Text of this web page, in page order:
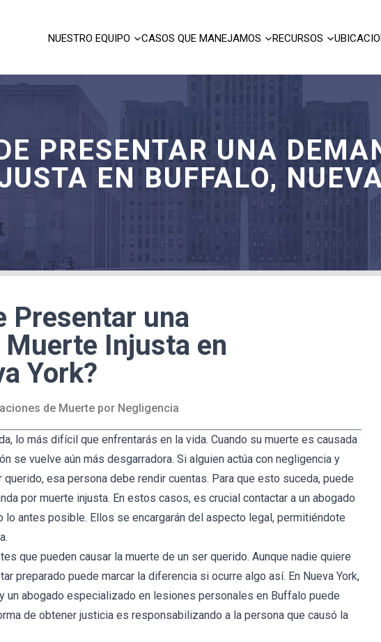
NUESTRO EQUIPO CASOS QUE MANEJAMOS RECURSOS
PRESENTAR UNA
EN BUFFALO,
Presentar una
Muerte Injusta en
York?
de Muerte por Negligencia
lo más difícil que enfrentarás en la vida. Cuando su muerte es causada
se vuelve aún más desgarradora. Si alguien actúa con negligencia y
esa persona debe rendir cuentas. Para que esto suceda, puede
por muerte injusta. En estos casos, es crucial contactar a un abogado
antes posible. Ellos se encargarán del aspecto legal, permitiéndote
que pueden causar la muerte de un ser querido. Aunque nadie quiere
preparado puede marcar la diferencia si ocurre algo así. En Nueva York,
un abogado especializado en lesiones personales en Buffalo puede
de obtener justicia es responsabilizando a la persona que causó la